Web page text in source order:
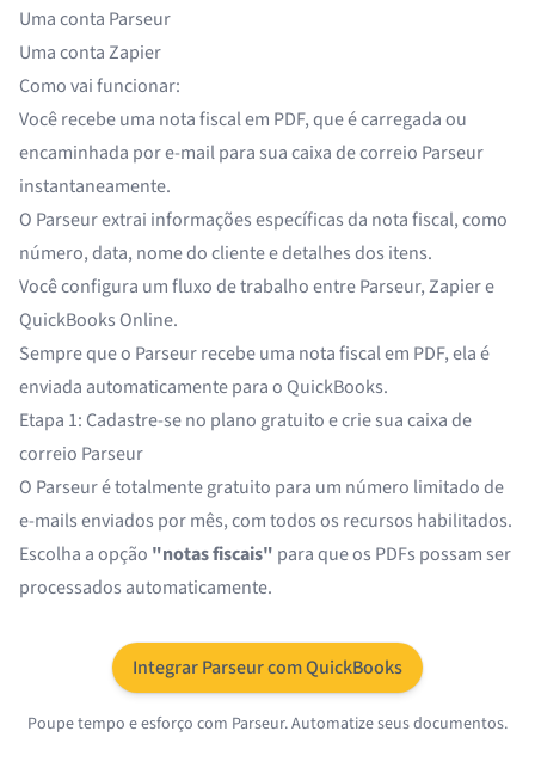
Uma conta Parseur
Uma conta Zapier
Como vai funcionar:
Você recebe uma nota fiscal em PDF, que é carregada ou
encaminhada por e-mail para sua caixa de correio Parseur
instantaneamente.
O Parseur extrai informações específicas da nota fiscal, como
número, data, nome do cliente e detalhes dos itens.
Você configura umfluxo de trabalho entre Parseur, Zapiere
QuickBooks Online.
Sempre que o Parseur recebe uma nota fiscal em PDF, ela é
enviada automaticamente para o QuickBooks.
Etapa 1: Cadastre-se no plano gratuito e crie sua caixa de
correio Parseur
O Parseur é totalmente gratuito para um número limitado de
e-mails enviados por mês, com todos os recursos habilitados.
Escolha a opção "notas fiscais" para que os PDFs possam ser
processados automaticamente.
Integrar Parseur com QuickBooks
Poupe tempo e esforço com Parseur. Automatize seus documentos.